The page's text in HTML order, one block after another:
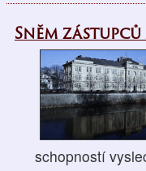
Sněm zástupců
schopností